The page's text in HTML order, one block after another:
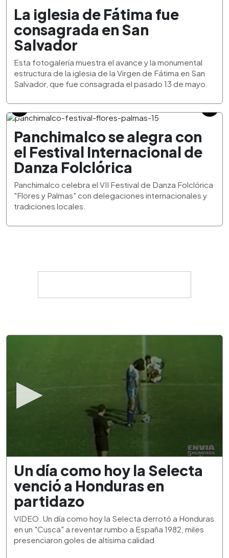
La iglesia de Fátima fue
consagrada en San
Salvador
Esta fotogalería muestra el avance y la monumental
estructura de la iglesia de la Virgen de Fátima en San
Salvador, que fue consagrada el pasado 13 de mayo.
Panchimalco se alegra con
el Festival Internacional de
Danza Folclórica
Panchimalco celebra el VII Festival de Danza Folclórica
"Flores y Palmas" con delegaciones internacionales y
tradiciones locales.
seconds
minute,
53
seconds
Un día como hoy la Selecta
venció a Honduras en
partidazo
VIDEO. Un día como hoy la Selecta derrotó a Honduras
en un "Cusca" a reventar rumbo a España 1982, miles
presenciaron goles de altísima calidad